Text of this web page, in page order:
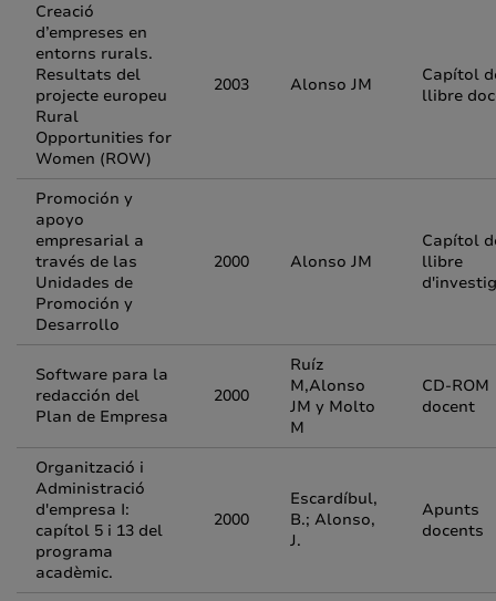
Creació
d’empreses en
entorns rurals.
Resultats del
projecte europeu
Rural
Opportunities for
Women (ROW)
2003 Alonso JM
Capítol
llibre
Promoción y
apoyo
empresarial a
través de las
Unidades de
Promoción y
Desarrollo
2000 Alonso JM
Capítol
llibre
Software para la
redacción del
Plan de Empresa
2000
Ruíz
M,Alonso
JM y Molto
M
CD-ROM
docent
Organització i
Administració
d'empresa I:
capítol 5 i 13 del
programa
acadèmic.
2000
Escardíbul,
B.; Alonso,
J.
Apunts
docents